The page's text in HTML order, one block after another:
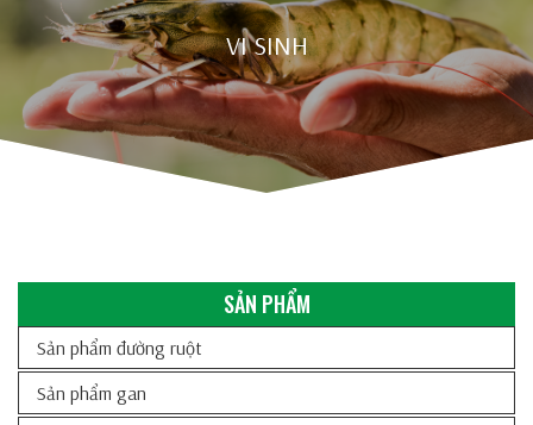
VI SINH
SẢN PHẨM
Sản phẩm đường ruột
Sản phẩm gan